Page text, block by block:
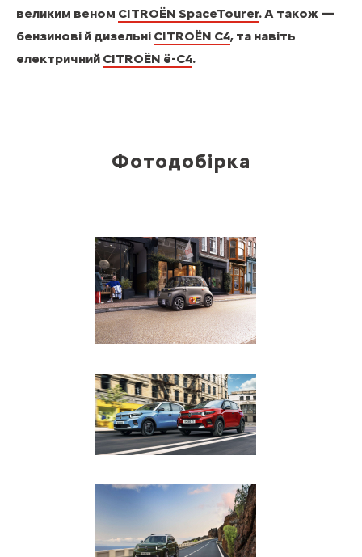
великим веном CITROЁN SpaceTourer. А також —
бензинові й дизельні CITROЁN С4, та навіть
електричний CITROЁN ё-С4.
Фотодобірка